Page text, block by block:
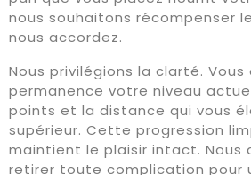
nous souhaitons récompenser
nous accordez.
Nous privilégions la clarté. Vous
permanence votre niveau
points et la distance qui vous
supérieur. Cette progression
maintient le plaisir intact. Nous
retirer toute complication pour